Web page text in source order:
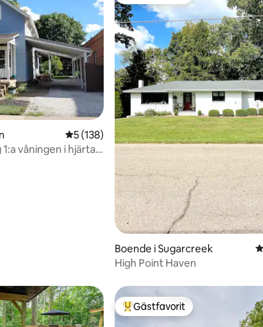
omdömen
5 av 5 i genomsnittligt betyg, 138
5 (138)
våningen i hjärtat
Boende i Sugarcreek
High Point Haven
Populär gästfavorit
Gästfavorit